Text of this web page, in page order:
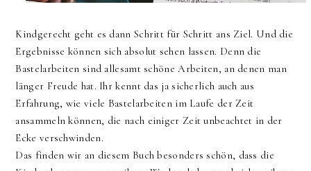
Kindgerecht geht es dann Schritt für Schritt ans Ziel. Und die
Ergebnisse können sich absolut sehen lassen. Denn die
Bastelarbeiten sind allesamt schöne Arbeiten, an denen man
länger Freude hat. Ihr kennt das ja sicherlich auch aus
Erfahrung, wie viele Bastelarbeiten im Laufe der Zeit
ansammeln können, die nach einiger Zeit unbeachtet in der
Ecke verschwinden.
Das finden wir an diesem Buch besonders schön, dass die